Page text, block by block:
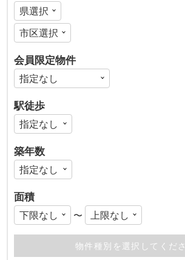
会員限定物件
駅徒歩
築年数
面積
〜